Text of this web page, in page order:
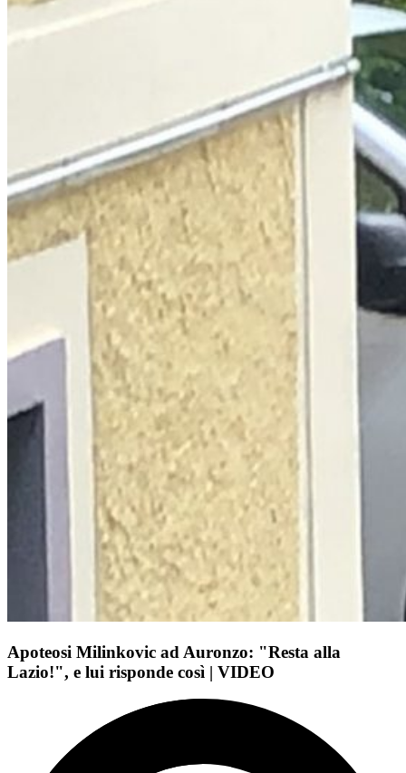
Apoteosi Milinkovic ad Auronzo: "Resta alla
Lazio!", e lui risponde così | VIDEO